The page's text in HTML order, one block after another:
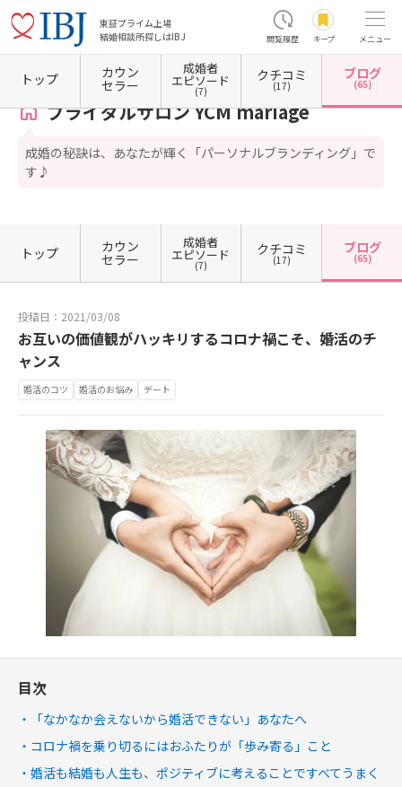
東証プライム上場
結婚相談所探しはIBJ
閲覧履歴 キープ メニュー
ホーム 埼玉県の結婚相談所 埼玉県さいたま市 埼玉県さいたま市北区 ブライダルサ
ブライダルサロン YCM mariage
成婚の秘訣は、あなたが輝く「パーソナルブランディング」で
す♪
トップ カウン
セラー
成婚者
エピソード
(7)
クチコミ
(17)
ブログ
(65)
トップ カウン
セラー
成婚者
エピソード
(7)
クチコミ
(17)
ブログ
(65)
投稿日：2021/03/08
お互いの価値観がハッキリするコロナ禍こそ、婚活のチ
ャンス
婚活のコツ 婚活のお悩み デート
目次
「なかなか会えないから婚活できない」あなたへ
コロナ禍を乗り切るにはおふたりが「歩み寄る」こと
婚活も結婚も人生も、ポジティブに考えることですべてうまく